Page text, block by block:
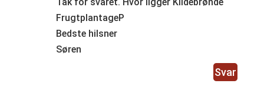
FrugtplantageP
Bedste hilsner
Søren
Svar